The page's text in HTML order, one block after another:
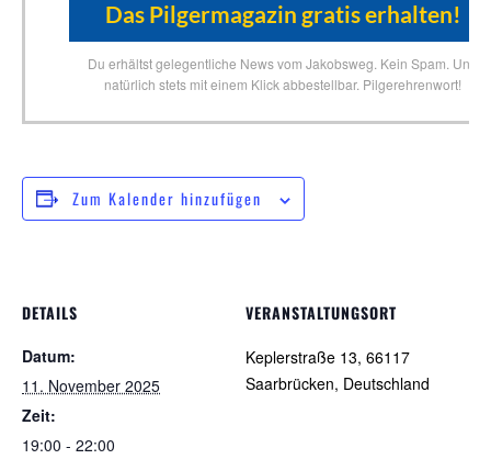
Du erhältst gelegentliche News vom Jakobsweg. Kein Spam. Und
natürlich stets mit einem Klick abbestellbar. Pilgerehrenwort!
Zum Kalender hinzufügen
DETAILS
Datum:
11. November 2025
Zeit:
19:00 - 22:00
VERANSTALTUNGSORT
Keplerstraße 13, 66117
Saarbrücken, Deutschland